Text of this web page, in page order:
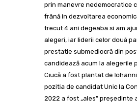
prin manevre nedemocratice
frână in dezvoltarea
trecut 4 ani degeaba si am
alegeri, iar liderii celor două
prestatie submediocră din
candidează acum la alegerile
Ciucă a fost plantat de
pozitia de candidat Unic la
2022 a fost „ales” președinte